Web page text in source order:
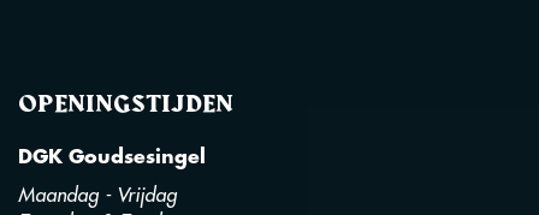
OPENINGSTIJDEN
DGK Goudsesingel
Maandag - Vrijdag